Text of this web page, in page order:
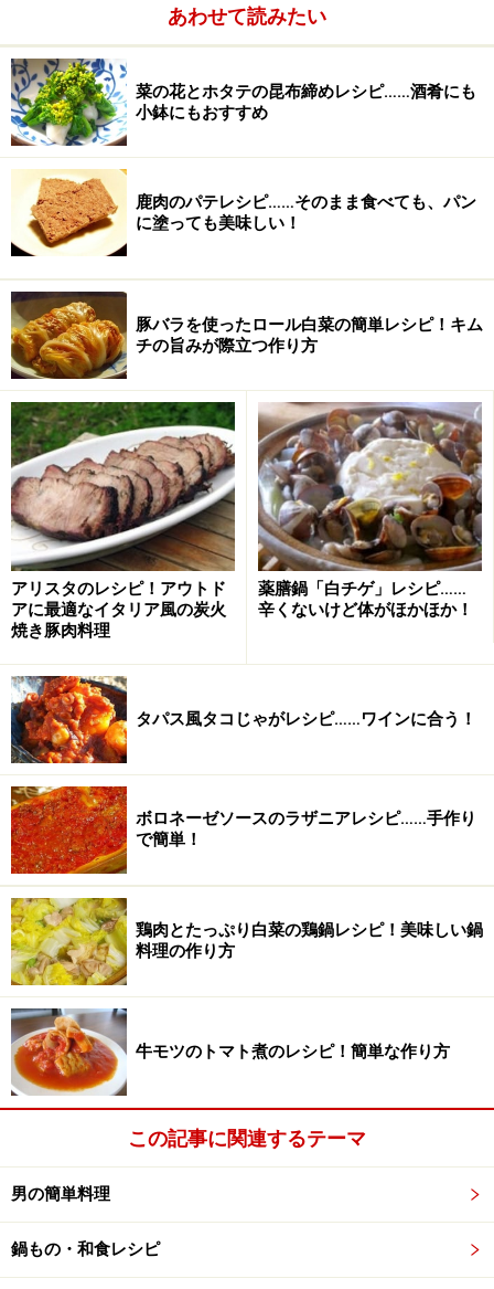
＞塩ゴーヤの作り方
＞超簡単なゴーヤのはちみつ漬けの作り方
＞ゴーヤのごま油風味の作り方
◆「ガイドのレシピのバックナンバーは
◆「男の料理」ガイドのメールマガジンを購読しません
か。
こちらのページでメールアドレスを入力し、「購読」ボ
タンをクリックしてください。
ゴーヤの焼き浸し
夏のレシピ集
ガイドの簡単料理レシピ集
※記事内容は執筆時点のものです。最新の内容をご確認くださ
い。
※衛生面および保存状態に起因して食中毒や体調不良を引き起こ
す場合があります。必ず清潔な状態で、正しい方法で行い、なる
べく早めにお召し上がりください。また、持ち運びの際は保存方
【編集部おすすめの購入サイト】
Amazonで人気レシピの書籍をチェック！
あわせて読みたい
菜の花とホタテの昆布締めレシピ……酒肴にも
小鉢にもおすすめ
鹿肉のパテレシピ……そのまま食べても、パン
に塗っても美味しい！
豚バラを使ったロール白菜の簡単レシピ！キム
チの旨みが際立つ作り方
アリスタのレシピ！アウトド
アに最適なイタリア風の炭火
焼き豚肉料理
薬膳鍋「白チゲ」レシピ……
辛くないけど体がほかほか！
タパス風タコじゃがレシピ……ワインに合う！
ボロネーゼソースのラザニアレシピ……手作り
で簡単！
鶏肉とたっぷり白菜の鶏鍋レシピ！美味しい鍋
料理の作り方
牛モツのトマト煮のレシピ！簡単な作り方
この記事に関連するテーマ
男の簡単料理
鍋もの・和食レシピ